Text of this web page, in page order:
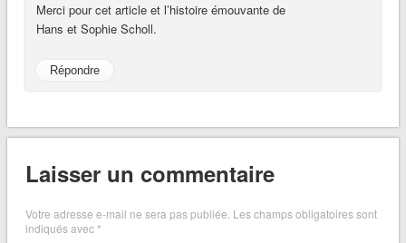
Merci pour cet article et l’histoire émouvante de
Hans et Sophie Scholl.
Répondre
Laisser un commentaire
Votre adresse e-mail ne sera pas publiée. Les champs obligatoires sont
indiqués avec*